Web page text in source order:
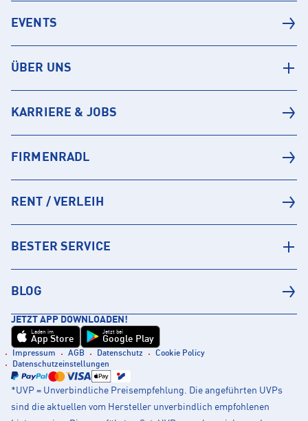
EVENTS
ÜBER UNS
KARRIERE & JOBS
FIRMENRADL
RENT / VERLEIH
BESTER SERVICE
BLOG
JETZT APP DOWNLOADEN!
Laden im
App Store
Jetzt bei
Google Play
Impressum AGB Datenschutz
Cookie Policy
Datenschutzeinstellungen
*UVP = Unverbindliche Preisempfehlung. Die angeführten UVPs
sind die aktuellen vom Hersteller unverbindlich empfohlenen